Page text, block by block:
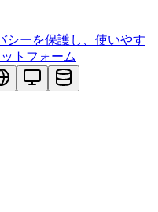
シーを保護し、使いやす
トフォーム